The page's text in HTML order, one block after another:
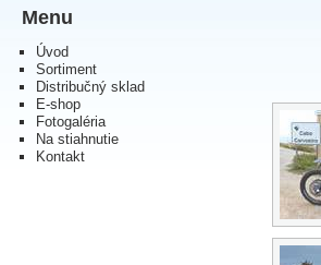
Menu
Úvod
Sortiment
Distribučný sklad
E-shop
Fotogaléria
Na stiahnutie
Kontakt